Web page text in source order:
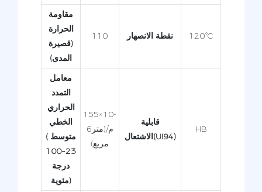
مقاومة
الحرارة
(قصيرة
المدى)
110 نقطة الانصهار 120°C
معامل
التمدد
الحراري
الخطي
(متوسط ​​
23~100
درجة
مئوية)
155×10-
6م/(متر
مربع)
قابلية
الاشتعال(UI94)
HB